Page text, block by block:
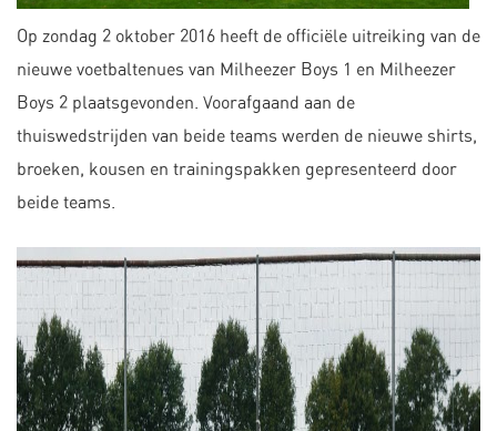
Op zondag 2 oktober 2016 heeft de officiële uitreiking van de
nieuwe voetbaltenues van Milheezer Boys 1 en Milheezer
Boys 2 plaatsgevonden. Voorafgaand aan de
thuiswedstrijden van beide teams werden de nieuwe shirts,
broeken, kousen en trainingspakken gepresenteerd door
beide teams.